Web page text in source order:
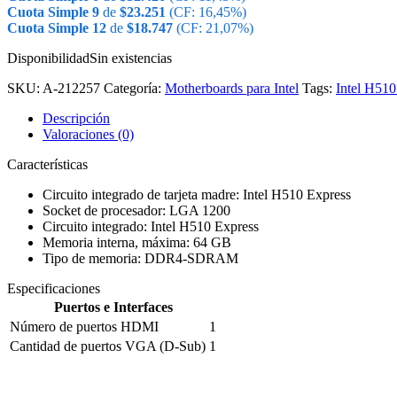
Cuota Simple 9 de $23.251 (CF: 16,45%)
Cuota Simple 12 de $18.747 (CF: 21,07%)
DisponibilidadSin existencias
SKU: A-212257 Categoría: Motherboards para Intel Tags: Intel
Descripción
Valoraciones (0)
Características
Circuito integrado de tarjeta madre: Intel H510 Express
Socket de procesador: LGA 1200
Circuito integrado: Intel H510 Express
Memoria interna, máxima: 64 GB
Tipo de memoria: DDR4-SDRAM
Especificaciones
Puertos e Interfaces
Número de puertos HDMI
1
Cantidad de puertos VGA (D-Sub) 1